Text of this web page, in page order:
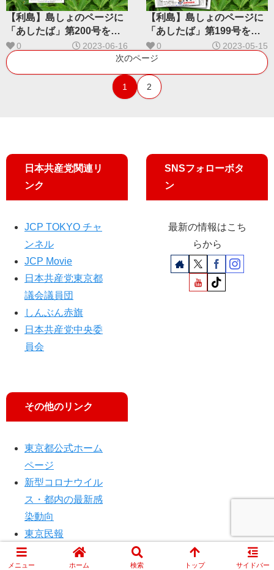
【利島】島しょのページに
「あしたば」第200号を掲
載しました
0 2023-06-16
【利島】島しょのページに
「あしたば」第199号を掲
載しました
0
2023-05-15
次のページ
1 2
日本共産党関連リ
ンク
JCP TOKYO チャ
ンネル
JCP Movie
日本共産党東京都
議会議員団
しんぶん赤旗
日本共産党中央委
員会
その他のリンク
東京都公式ホーム
ページ
新型コロナウイル
ス・都内の最新感
染動向
東京民報
SNSフォローボタ
ン
最新の情報はこち
らから
© 2014 JCP TOKYO.
メニュー ホーム 検索 トップ サイドバー